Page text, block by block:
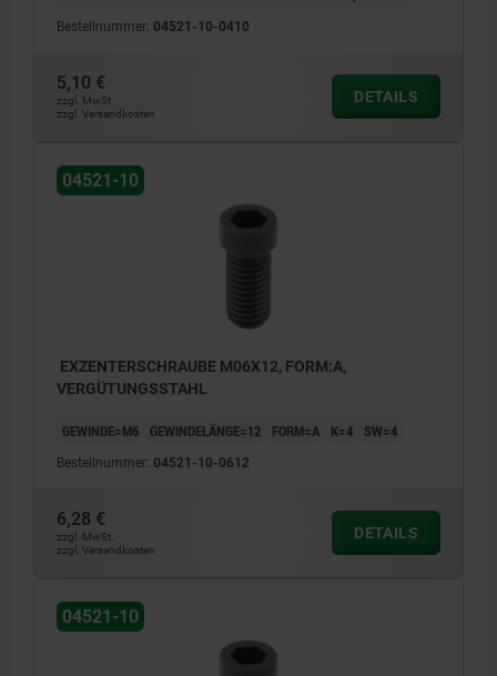
Bestellnummer: 04521-10-0410
5,10 €
zzgl. MwSt.
zzgl. Versandkosten
DETAILS
04521-10
EXZENTERSCHRAUBE M06X12, FORM:A,
VERGÜTUNGSSTAHL
GEWINDE=M6 GEWINDELÄNGE=12 FORM=A K=4 SW=4
Bestellnummer: 04521-10-0612
6,28 €
zzgl. MwSt.
zzgl. Versandkosten
DETAILS
04521-10